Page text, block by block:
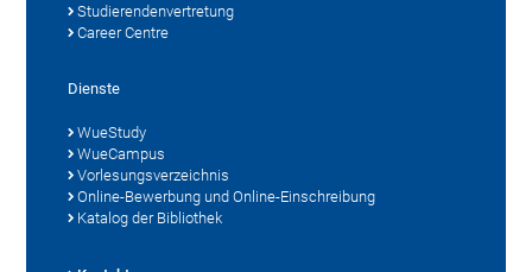
Studierendenvertretung
Career Centre
Dienste
WueStudy
WueCampus
Vorlesungsverzeichnis
Online-Bewerbung und Online-Einschreibung
Katalog der Bibliothek